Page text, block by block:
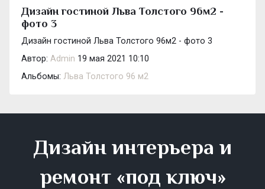
Дизайн гостиной Льва Толстого 96м2 -
фото 3
Дизайн гостиной Льва Толстого 96м2 - фото 3
Автор: Admin 19 мая 2021 10:10
Альбомы: Льва Толстого 96 м2
Дизайн интерьера и
ремонт «под ключ»